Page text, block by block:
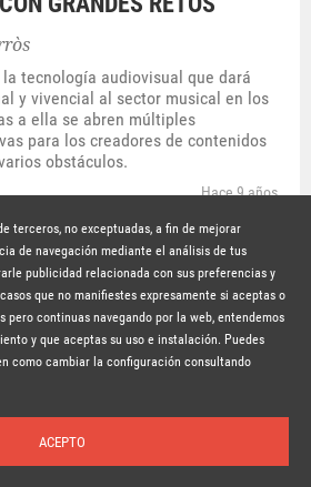
Nosotros Buscar Suscríbete
tecnología audiovisual que dará
y vivencial al sector musical en los
a ella se abren múltiples
para los creadores de contenidos
obstáculos.
Hace 9 años
Lavinia 2026 –www.lavinia.tc
Política de privacidad
Condiciones de uso
terceros, no exceptuadas, a fin de mejorar
de navegación mediante el análisis de tus
publicidad relacionada con sus preferencias y
que no manifiestes expresamente si aceptas o
pero continuas navegando por la web, entendemos
y que aceptas su uso e instalación. Puedes
como cambiar la configuración consultando
ACEPTO